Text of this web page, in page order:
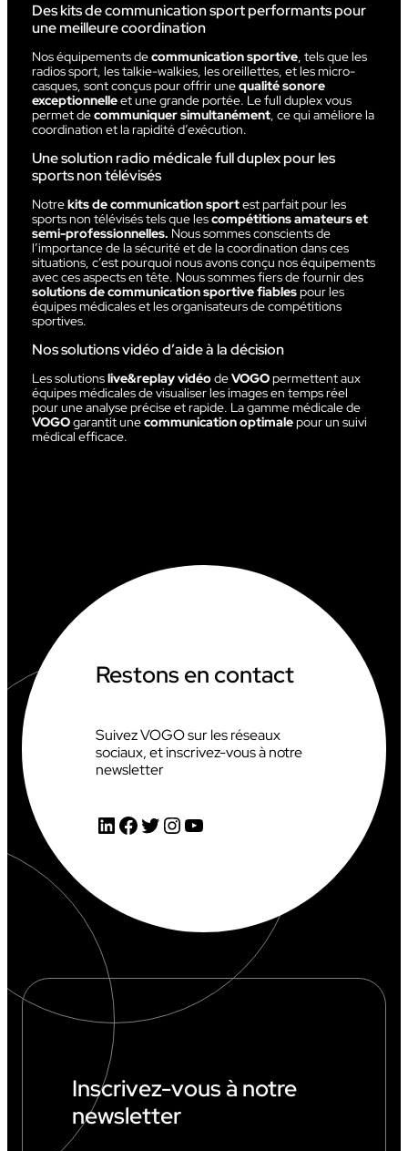
Des kits de communication sport performants pour
une meilleure coordination
Nos équipements decommunication sportive, tels que les
radios sport, les talkie-walkies, les oreillettes, et les micro-
casques, sont conçus pour offrir unequalité sonore
exceptionnelleet une grande portée. Le full duplex vous
permet decommuniquer simultanément, ce qui améliore la
coordination et la rapidité d’exécution.
Une solution radio médicale full duplex pour les
sports non télévisés
Notrekits de communication sportest parfait pour les
sports non télévisés tels que lescompétitions amateurs et
semi-professionnelles. Nous sommes conscients de
l’importance de la sécurité et de la coordination dans ces
situations, c’est pourquoi nous avons conçu nos équipements
avec ces aspects en tête. Nous sommes fiers de fournir des
solutions de communication sportive fiablespour les
équipes médicales et les organisateurs de compétitions
sportives.
Nos solutions vidéo d’aide à la décision
Les solutionslive&replay vidéodeVOGOpermettent aux
équipes médicales de visualiser les images en temps réel
pour une analyse précise et rapide. La gamme médicale de
VOGOgarantit unecommunication optimalepour un suivi
médical efficace.
Restons en contact
Suivez VOGO sur les réseaux
sociaux, et inscrivez-vous à notre
newsletter
LinkedIn Facebook Twitter InstagramYouTube
Inscrivez-vous à notre
newsletter